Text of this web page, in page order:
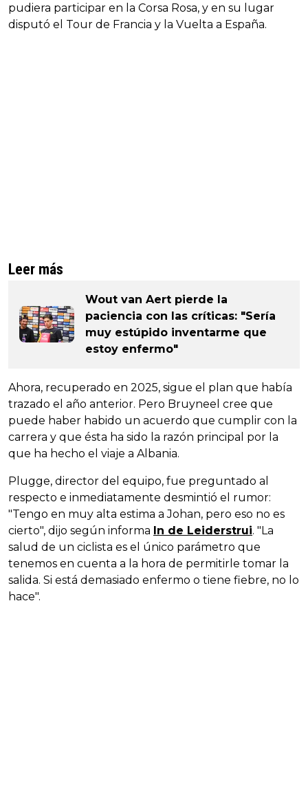
pudiera participar en la Corsa Rosa, y en su lugar
disputó el Tour de Francia y la Vuelta a España.
Leer más
Wout van Aert pierde la
paciencia con las críticas: "Sería
muy estúpido inventarme que
estoy enfermo"
Ahora, recuperado en 2025, sigue el plan que había
trazado el año anterior. Pero Bruyneel cree que
puede haber habido un acuerdo que cumplir con la
carrera y que ésta ha sido la razón principal por la
que ha hecho el viaje a Albania.
Plugge, director del equipo, fue preguntado al
respecto e inmediatamente desmintió el rumor:
"Tengo en muy alta estima a Johan, pero eso no es
cierto", dijo según informa In de Leiderstrui. "La
salud de un ciclista es el único parámetro que
tenemos en cuenta a la hora de permitirle tomar la
salida. Si está demasiado enfermo o tiene fiebre, no lo
hace".